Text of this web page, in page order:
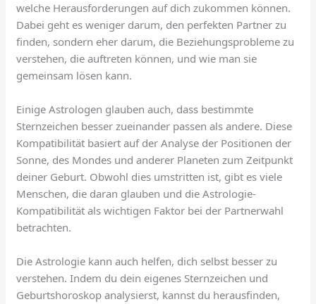
welche Herausforderungen auf dich zukommen können.
Dabei geht es weniger darum, den perfekten Partner zu
finden, sondern eher darum, die Beziehungsprobleme zu
verstehen, die auftreten können, und wie man sie
gemeinsam lösen kann.
Einige Astrologen glauben auch, dass bestimmte
Sternzeichen besser zueinander passen als andere. Diese
Kompatibilität basiert auf der Analyse der Positionen der
Sonne, des Mondes und anderer Planeten zum Zeitpunkt
deiner Geburt. Obwohl dies umstritten ist, gibt es viele
Menschen, die daran glauben und die Astrologie-
Kompatibilität als wichtigen Faktor bei der Partnerwahl
betrachten.
Die Astrologie kann auch helfen, dich selbst besser zu
verstehen. Indem du dein eigenes Sternzeichen und
Geburtshoroskop analysierst, kannst du herausfinden,